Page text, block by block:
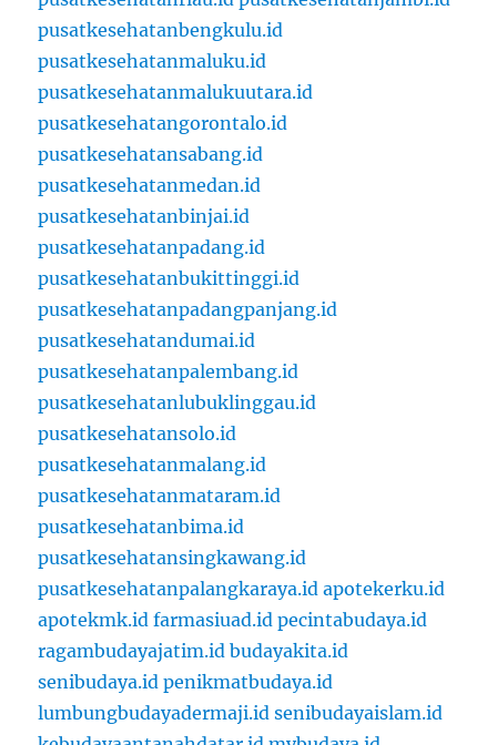
pusatkesehatanbengkulu.id
pusatkesehatanmaluku.id
pusatkesehatanmalukuutara.id
pusatkesehatangorontalo.id
pusatkesehatansabang.id
pusatkesehatanmedan.id
pusatkesehatanbinjai.id
pusatkesehatanpadang.id
pusatkesehatanbukittinggi.id
pusatkesehatanpadangpanjang.id
pusatkesehatandumai.id
pusatkesehatanpalembang.id
pusatkesehatanlubuklinggau.id
pusatkesehatansolo.id
pusatkesehatanmalang.id
pusatkesehatanmataram.id
pusatkesehatanbima.id
pusatkesehatansingkawang.id
pusatkesehatanpalangkaraya.id apotekerku.id
apotekmk.id farmasiuad.id pecintabudaya.id
ragambudayajatim.id budayakita.id
senibudaya.id penikmatbudaya.id
lumbungbudayadermaji.id senibudayaislam.id